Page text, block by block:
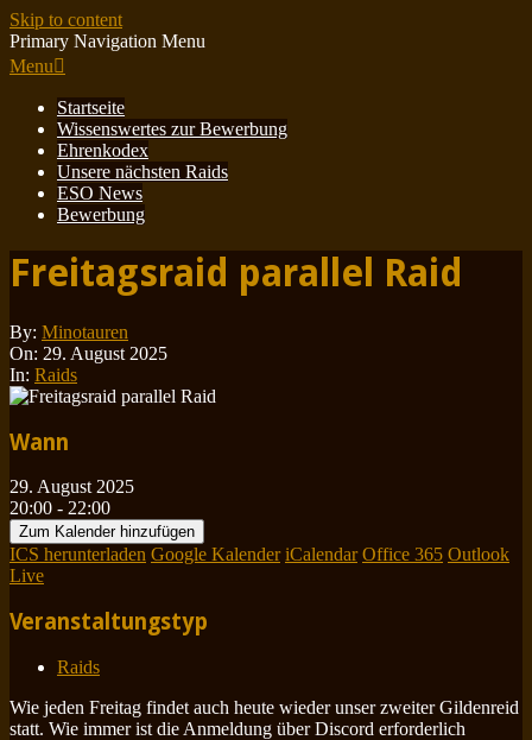
Skip to content
Primary Navigation Menu
Menu
Startseite
Wissenswertes zur Bewerbung
Ehrenkodex
Unsere nächsten Raids
ESO News
Bewerbung
Freitagsraid parallel Raid
By: Minotauren
On: 29. August 2025
In: Raids
Wann
29. August 2025
20:00 - 22:00
Zum Kalender hinzufügen
ICS herunterladen Google Kalender iCalendar Office 365 Outlook
Live
Veranstaltungstyp
Raids
Wie jeden Freitag findet auch heute wieder unser zweiter Gildenreid
statt. Wie immer ist die Anmeldung über Discord erforderlich